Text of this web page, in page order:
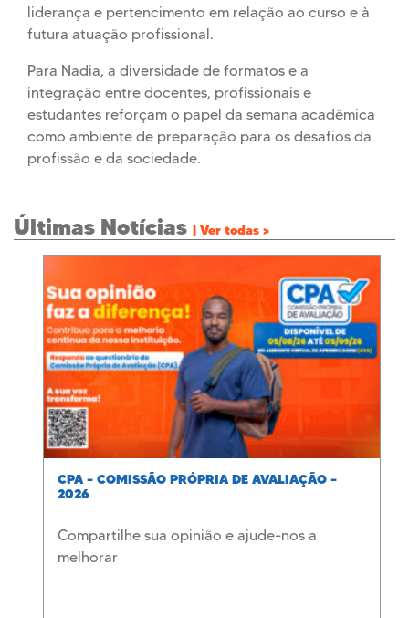
liderança e pertencimento em relação ao curso e à
futura atuação profissional.
Para Nadia, a diversidade de formatos e a
integração entre docentes, profissionais e
estudantes reforçam o papel da semana acadêmica
como ambiente de preparação para os desafios da
profissão e da sociedade.
Últimas Notícias | Ver todas >
CPA – COMISSÃO PRÓPRIA DE AVALIAÇÃO –
2026
Compartilhe sua opinião e ajude-nos a
melhorar